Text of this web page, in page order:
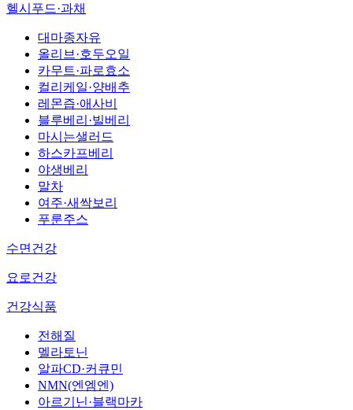
헬시푸드·과채
대마종자유
올리브·호두오일
카무트·파로효소
컬리케일·양배추
레몬즙·애사비
블루베리·빌베리
마시는샐러드
하스카프베리
야생베리
말차
여주·새싹보리
푸룬주스
수면건강
요로건강
건강식품
전해질
멜라토닌
알파CD·커큐민
NMN(엔엠엔)
아르기닌·블랙마카